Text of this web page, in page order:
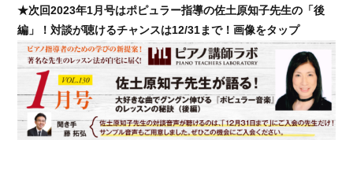
★次回2023年1月号はポピュラー指導の佐土原知子先生の「後
編」！対談が聴けるチャンスは12/31まで！画像をタップ